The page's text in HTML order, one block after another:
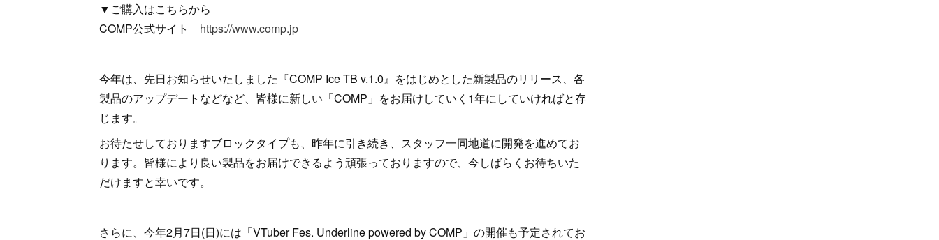
▼ご購入はこちらから
COMP公式サイト https://www.comp.jp
今年は、先日お知らせいたしました『COMP Ice TB v.1.0』をはじめとした新製品のリリース、各
製品のアップデートなどなど、皆様に新しい「COMP」をお届けしていく1年にしていければと存
じます。
お待たせしておりますブロックタイプも、昨年に引き続き、スタッフ一同地道に開発を進めてお
ります。皆様により良い製品をお届けできるよう頑張っておりますので、今しばらくお待ちいた
だけますと幸いです。
さらに、今年2月7日(日)には「VTuber Fes. Underline powered by COMP」の開催も予定されてお